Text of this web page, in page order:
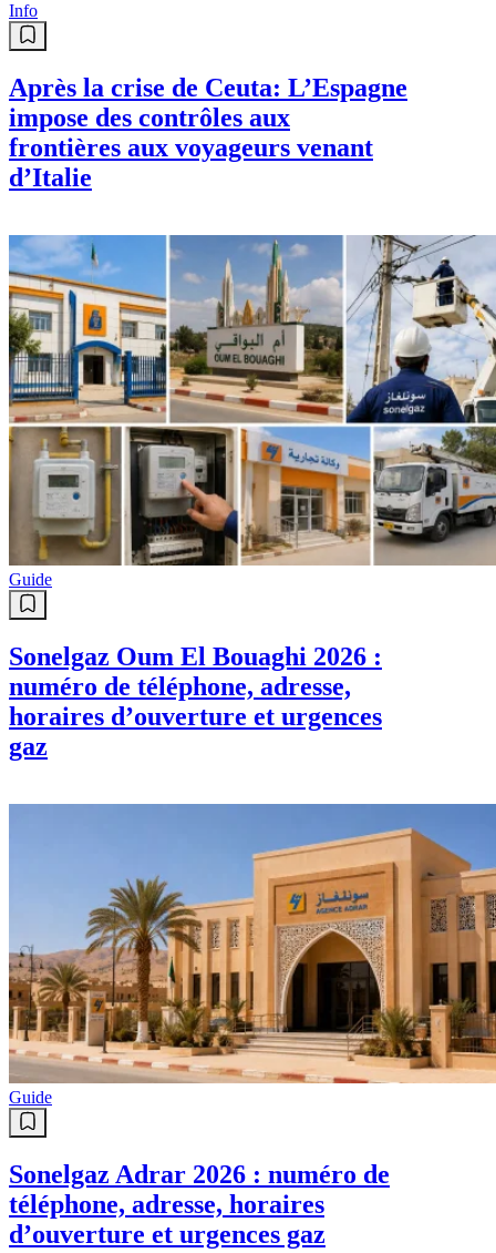
Info
Après la crise de Ceuta: L’Espagne
impose des contrôles aux
frontières aux voyageurs venant
d’Italie
Guide
Sonelgaz Oum El Bouaghi 2026 :
numéro de téléphone, adresse,
horaires d’ouverture et urgences
gaz
Guide
Sonelgaz Adrar 2026 : numéro de
téléphone, adresse, horaires
d’ouverture et urgences gaz